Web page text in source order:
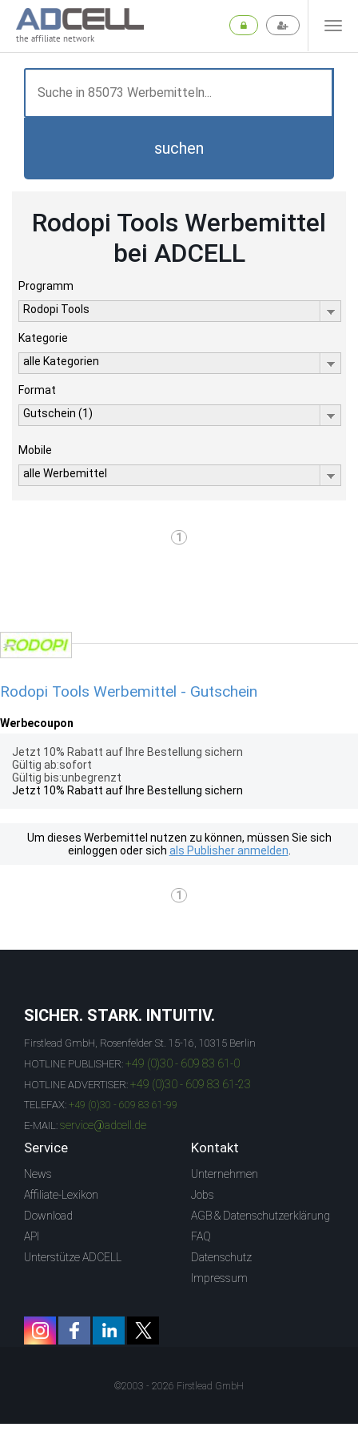
the affiliate network
suchen
Rodopi Tools Werbemittel
bei ADCELL
Programm
Rodopi Tools
Kategorie
alle Kategorien
Format
Gutschein (1)
Mobile
alle Werbemittel
1
Rodopi Tools Werbemittel - Gutschein
Werbecoupon
Jetzt 10% Rabatt auf Ihre Bestellung sichern
Gültig ab:sofort
Gültig bis:unbegrenzt
Jetzt 10% Rabatt auf Ihre Bestellung sichern
Um dieses Werbemittel nutzen zu können, müssen Sie sich
einloggen oder sich als Publisher anmelden
1
SICHER. STARK. INTUITIV.
Firstlead GmbH, Rosenfelder St. 15-16, 10315 Berlin
HOTLINE PUBLISHER: +49 (0)30 - 609 83 61-0
HOTLINE ADVERTISER: +49 (0)30 - 609 83 61-23
TELEFAX: +49 (0)30 - 609 83 61-99
E-MAIL: service@adcell.de
Service
News
Affiliate-Lexikon
Download
API
Unterstütze ADCELL
Kontakt
Unternehmen
Jobs
AGB & Datenschutzerklärung
FAQ
Datenschutz
Impressum
©2003 - 2026 Firstlead GmbH